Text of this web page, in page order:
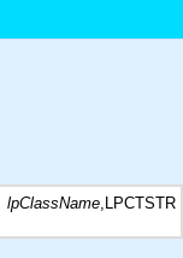
lpClassName,LPCTSTR